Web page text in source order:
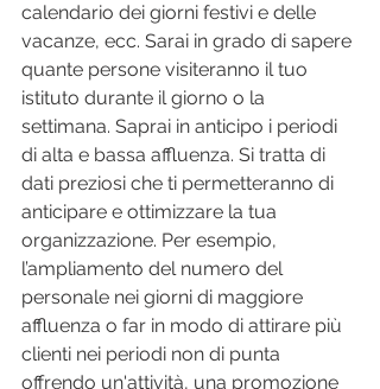
calendario dei giorni festivi e delle
vacanze, ecc. Sarai in grado di sapere
quante persone visiteranno il tuo
istituto durante il giorno o la
settimana. Saprai in anticipo i periodi
di alta e bassa affluenza. Si tratta di
dati preziosi che ti permetteranno di
anticipare e ottimizzare la tua
organizzazione. Per esempio,
l’ampliamento del numero del
personale nei giorni di maggiore
affluenza o far in modo di attirare più
clienti nei periodi non di punta
offrendo un'attività, una promozione